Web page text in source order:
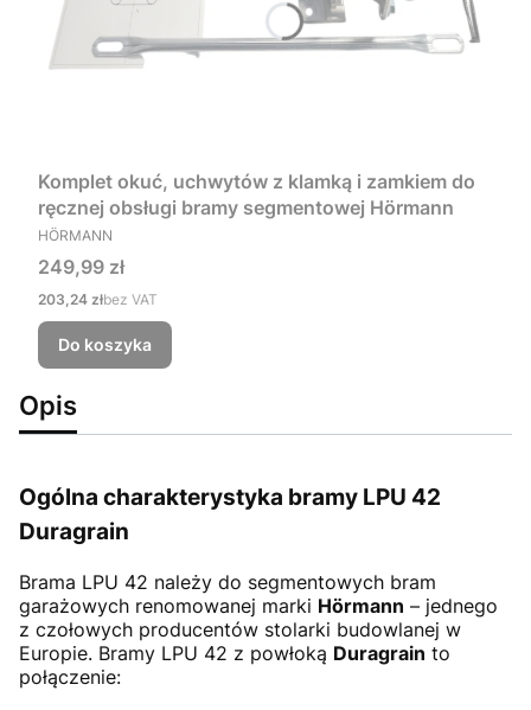
Komplet okuć, uchwytów z klamką i zamkiem do
ręcznej obsługi bramy segmentowej Hörmann
PRODUCENT
HÖRMANN
Cena
249,99 zł
Cena
203,24 złbez VAT
Do koszyka
Opis
Ogólna charakterystyka bramy LPU 42
Duragrain
Brama LPU 42 należy do segmentowych bram
garażowych renomowanej marki Hörmann – jednego
z czołowych producentów stolarki budowlanej w
Europie. Bramy LPU 42 z powłoką Duragrain to
połączenie: